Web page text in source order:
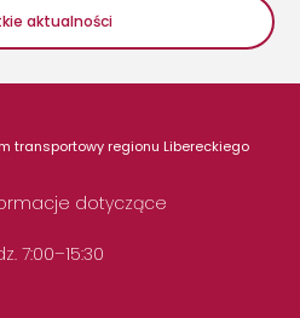
aktualności
transportowy regionu Libereckiego
dotyczące
7:00–15:30